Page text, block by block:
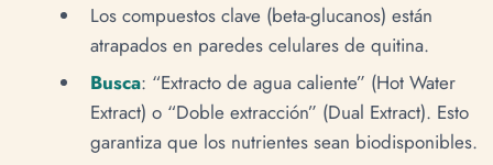
Los compuestos clave (beta-glucanos) están
atrapados en paredes celulares de quitina.
Busca: “Extracto de agua caliente” (Hot Water
Extract) o “Doble extracción” (Dual Extract). Esto
garantiza que los nutrientes sean biodisponibles.